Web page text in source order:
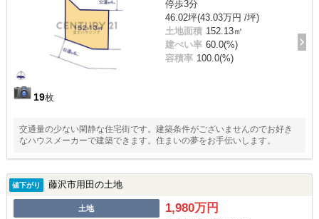
19枚
停歩3分
46.02坪(43.03万円 /坪)
土地面積 152.13㎡
建ぺい率 60.0(%)
容積率 100.0(%)
交通量の少ない閑静な住宅街です。建築条件がございませんのでお好き
なハウスメーカーで建築できます。住まいの夢をお手伝いします。
値下がり 藤沢市用田の土地
土地 1,980万円